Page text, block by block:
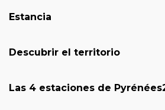
Estancia
Descubrir el territorio
Las 4 estaciones de